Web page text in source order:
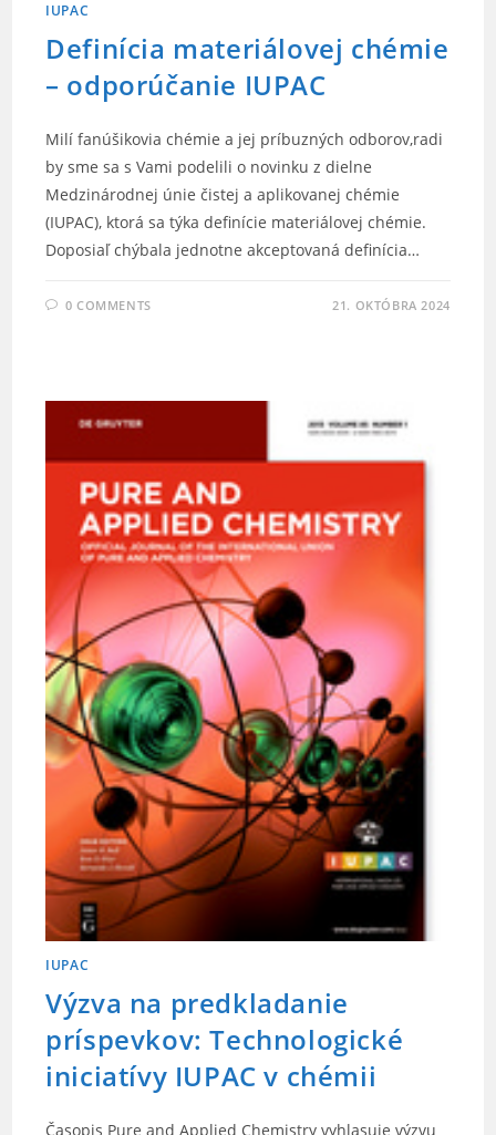
IUPAC
Definícia materiálovej chémie
– odporúčanie IUPAC
Milí fanúšikovia chémie a jej príbuzných odborov,radi
by sme sa s Vami podelili o novinku z dielne
Medzinárodnej únie čistej a aplikovanej chémie
(IUPAC), ktorá sa týka definície materiálovej chémie.
Doposiaľ chýbala jednotne akceptovaná definícia…
0 COMMENTS 21. OKTÓBRA 2024
IUPAC
Výzva na predkladanie
príspevkov: Technologické
iniciatívy IUPAC v chémii
Časopis Pure and Applied Chemistry vyhlasuje výzvu